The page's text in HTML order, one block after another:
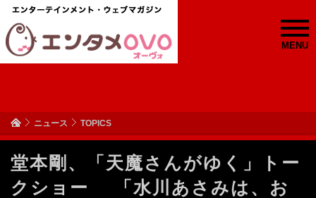
MENU
ニュース TOPICS
堂本剛、「天魔さんがゆく」トー
クショー 「水川あさみは、お